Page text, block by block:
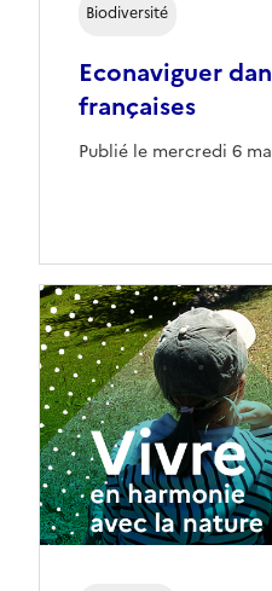
Econaviguer
françaises
Publié le mercredi 6
Biodiversité